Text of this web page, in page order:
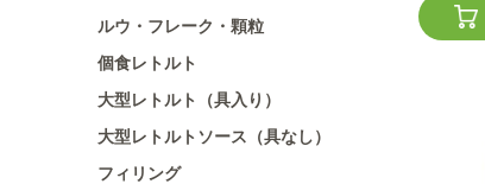
ルウ・フレーク・顆粒
個食レトルト
大型レトルト（具入り）
大型レトルトソース（具なし）
フィリング